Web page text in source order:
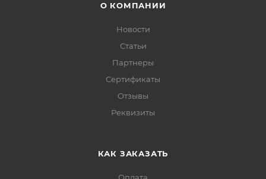
О КОМПАНИИ
Новости
Статьи
Партнеры
Сертификаты
Отзывы
Реквизиты
КАК ЗАКАЗАТЬ